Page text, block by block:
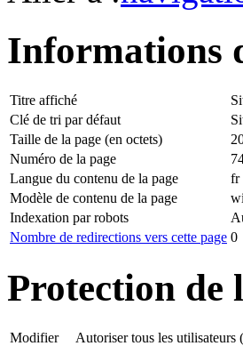
Informations
Titre affiché
Clé de tri par défaut
Taille de la page (en octets)
Numéro de la page
Langue du contenu de la page
fr
Modèle de contenu de la page
Indexation par robots
Nombre de redirections vers cette page 0
Protection de
Modifier
Autoriser tous les utilisateurs